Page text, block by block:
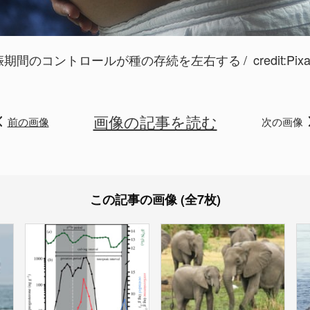
期間のコントロールが種の存続を左右する credit:
前の画像 画像の記事を読む 次の画像
この記事の画像 (全7枚)